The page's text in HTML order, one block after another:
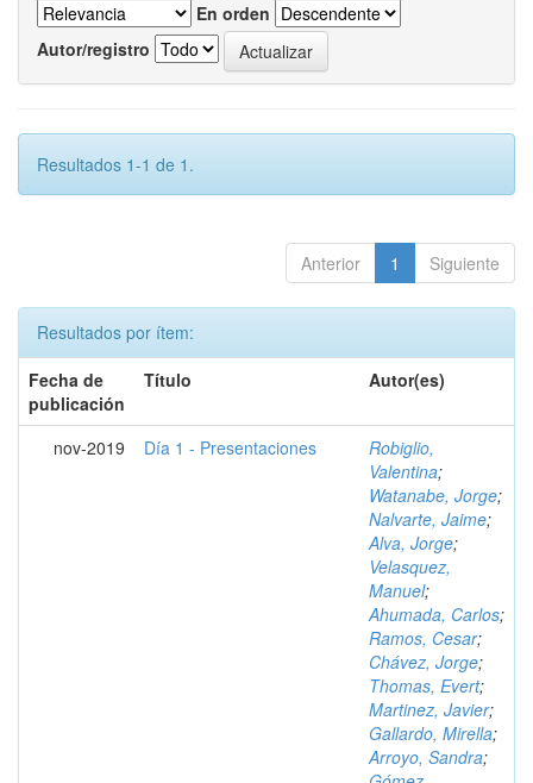
En orden
Autor/registro
Resultados 1-1 de 1.
Anterior 1 Siguiente
Resultados por ítem:
Fecha de
publicación
Título Autor(es)
nov-2019 Día 1 - Presentaciones
Robiglio,
Valentina;
Watanabe, Jorge;
Nalvarte, Jaime;
Alva, Jorge;
Velasquez,
Manuel;
Ahumada, Carlos;
Ramos, Cesar;
Chávez, Jorge;
Thomas, Evert;
Martinez, Javier;
Gallardo, Mirella;
Arroyo, Sandra;